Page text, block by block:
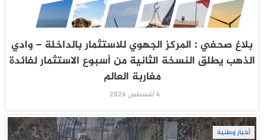
بلاغ صحفي : المركز الجهوي للاستثمار بالداخلة – وادي
الذهب يطلق النسخة الثانية من أسبوع الاستثمار لفائدة
مغاربة العالم
4 أغسطس 2026
أخبار وطنية